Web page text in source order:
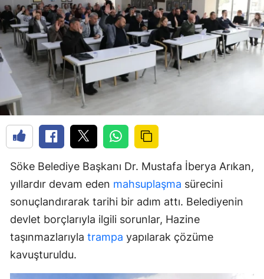
Söke Belediye Başkanı Dr. Mustafa İberya Arıkan,
yıllardır devam eden mahsuplaşma sürecini
sonuçlandırarak tarihi bir adım attı. Belediyenin
devlet borçlarıyla ilgili sorunlar, Hazine
taşınmazlarıyla trampa yapılarak çözüme
kavuşturuldu.